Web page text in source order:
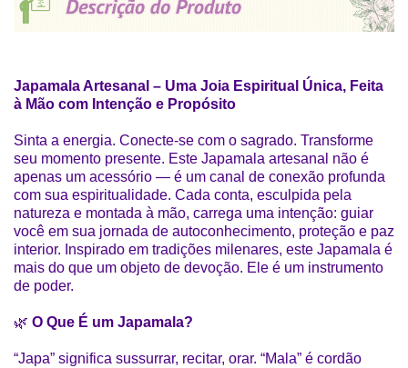
Japamala Artesanal – Uma Joia Espiritual Única, Feita
à Mão com Intenção e Propósito
Sinta a energia. Conecte-se com o sagrado. Transforme
seu momento presente. Este Japamala artesanal não é
apenas um acessório — é um canal de conexão profunda
com sua espiritualidade. Cada conta, esculpida pela
natureza e montada à mão, carrega uma intenção: guiar
você em sua jornada de autoconhecimento, proteção e paz
interior. Inspirado em tradições milenares, este Japamala é
mais do que um objeto de devoção. Ele é um instrumento
de poder.
🌿 O Que É um Japamala?
“Japa” significa sussurrar, recitar, orar. “Mala” é cordão